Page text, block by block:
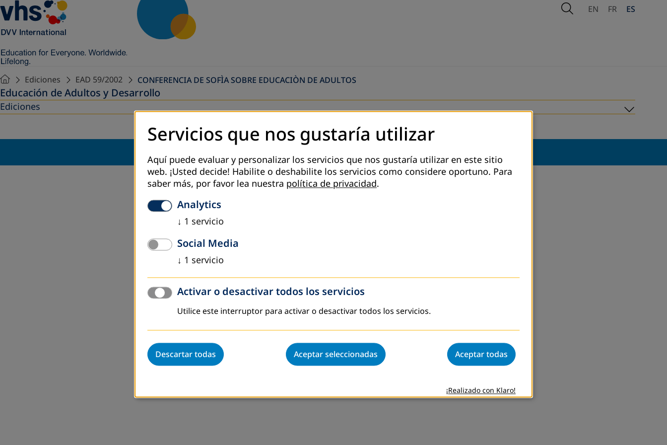
Open Search
EN FR ES
Ediciones EAD 59/2002 CONFERENCIA DE SOFÌA SOBRE EDUCACIÒN DE ADULTOS
Educación de Adultos y Desarrollo
Ediciones
Register to Newsletter
Configuración de cookies
Servicios que nos gustaría utilizar
Aquí puede evaluar y personalizar los servicios que nos gustaría utilizar en este sitio
web. ¡Usted decide! Habilite o deshabilite los servicios como considere oportuno. Para
saber más, por favor lea nuestra política de privacidad.
Analytics
↓ 1 servicio
Social Media
↓ 1 servicio
Activar o desactivar todos los servicios
Utilice este interruptor para activar o desactivar todos los servicios.
Descartar todas Aceptar seleccionadas Aceptar todas
¡Realizado con Klaro!